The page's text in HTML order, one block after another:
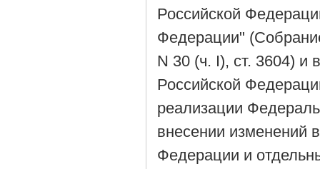
Российской
Федерации"
N 30 (ч. I), ст. 3604) и
Российской
реализации
внесении изменений
Федерации и